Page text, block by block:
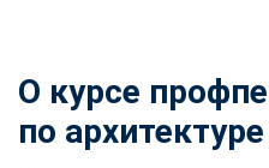
О курсе
по